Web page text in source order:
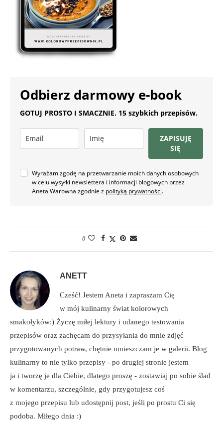
Odbierz darmowy e-book
GOTUJ PROSTO I SMACZNIE. 15 szybkich przepisów.
ZAPISUJĘ
SIĘ
Wyrażam zgodę na przetwarzanie moich danych osobowych
w celu wysyłki newslettera i informacji blogowych przez
Aneta Warowna zgodnie z polityką prywatności.
0
ANETT
Cześć! Jestem Aneta i zapraszam Cię
w mój kulinarny świat kolorowych
smakołyków:) Życzę miłej lektury i udanego testowania
przepisów oraz zachęcam do przysyłania do mnie zdjęć
przygotowanych potraw, chętnie umieszczam je w galerii. Blog
kulinarny to nie tylko przepisy - po drugiej stronie jestem
ja i tworzę je dla Ciebie, dlatego proszę - zostawiaj po sobie ślad
w komentarzu, szczególnie, gdy przygotujesz coś
z mojego przepisu lub udostępnij post, jeśli po prostu Ci się
podoba. Miłego dnia :)